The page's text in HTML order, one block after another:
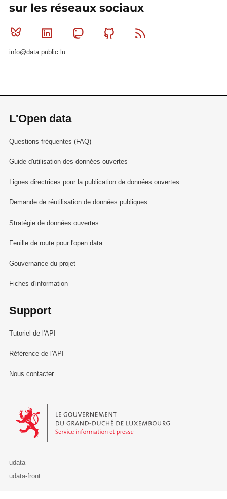
sur les réseaux sociaux
Bluesky Linkedin MastodonGithub
info@data.public.lu
L'Open data
Questions fréquentes (FAQ)
Guide d'utilisation des données ouvertes
Lignes directrices pour la publication de données ouvertes
Demande de réutilisation de données publiques
Stratégie de données ouvertes
Feuille de route pour l'open data
Gouvernance du projet
Fiches d'information
Support
Tutoriel de l'API
Référence de l'API
Nous contacter
Le Gouvernement du Grand-Duché de Luxembourg - Service
udata
udata-front